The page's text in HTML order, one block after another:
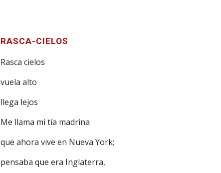
RASCA-CIELOS
Rasca cielos
vuela alto
llega lejos
Me llama mi tía madrina
que ahora vive en Nueva York;
pensaba que era Inglaterra,